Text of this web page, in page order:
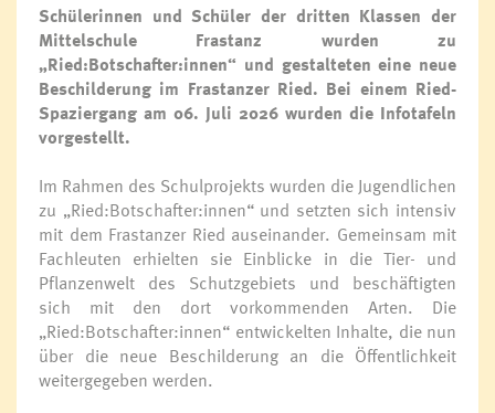
Schülerinnen und Schüler der dritten Klassen der
Mittelschule Frastanz wurden zu
„Ried:Botschafter:innen“ und gestalteten eine neue
Beschilderung im Frastanzer Ried. Bei einem Ried-
Spaziergang am 06. Juli 2026 wurden die Infotafeln
vorgestellt.
Im Rahmen des Schulprojekts wurden die Jugendlichen
zu „Ried:Botschafter:innen“ und setzten sich intensiv
mit dem Frastanzer Ried auseinander. Gemeinsam mit
Fachleuten erhielten sie Einblicke in die Tier- und
Pflanzenwelt des Schutzgebiets und beschäftigten
sich mit den dort vorkommenden Arten. Die
„Ried:Botschafter:innen“ entwickelten Inhalte, die nun
über die neue Beschilderung an die Öffentlichkeit
weitergegeben werden.